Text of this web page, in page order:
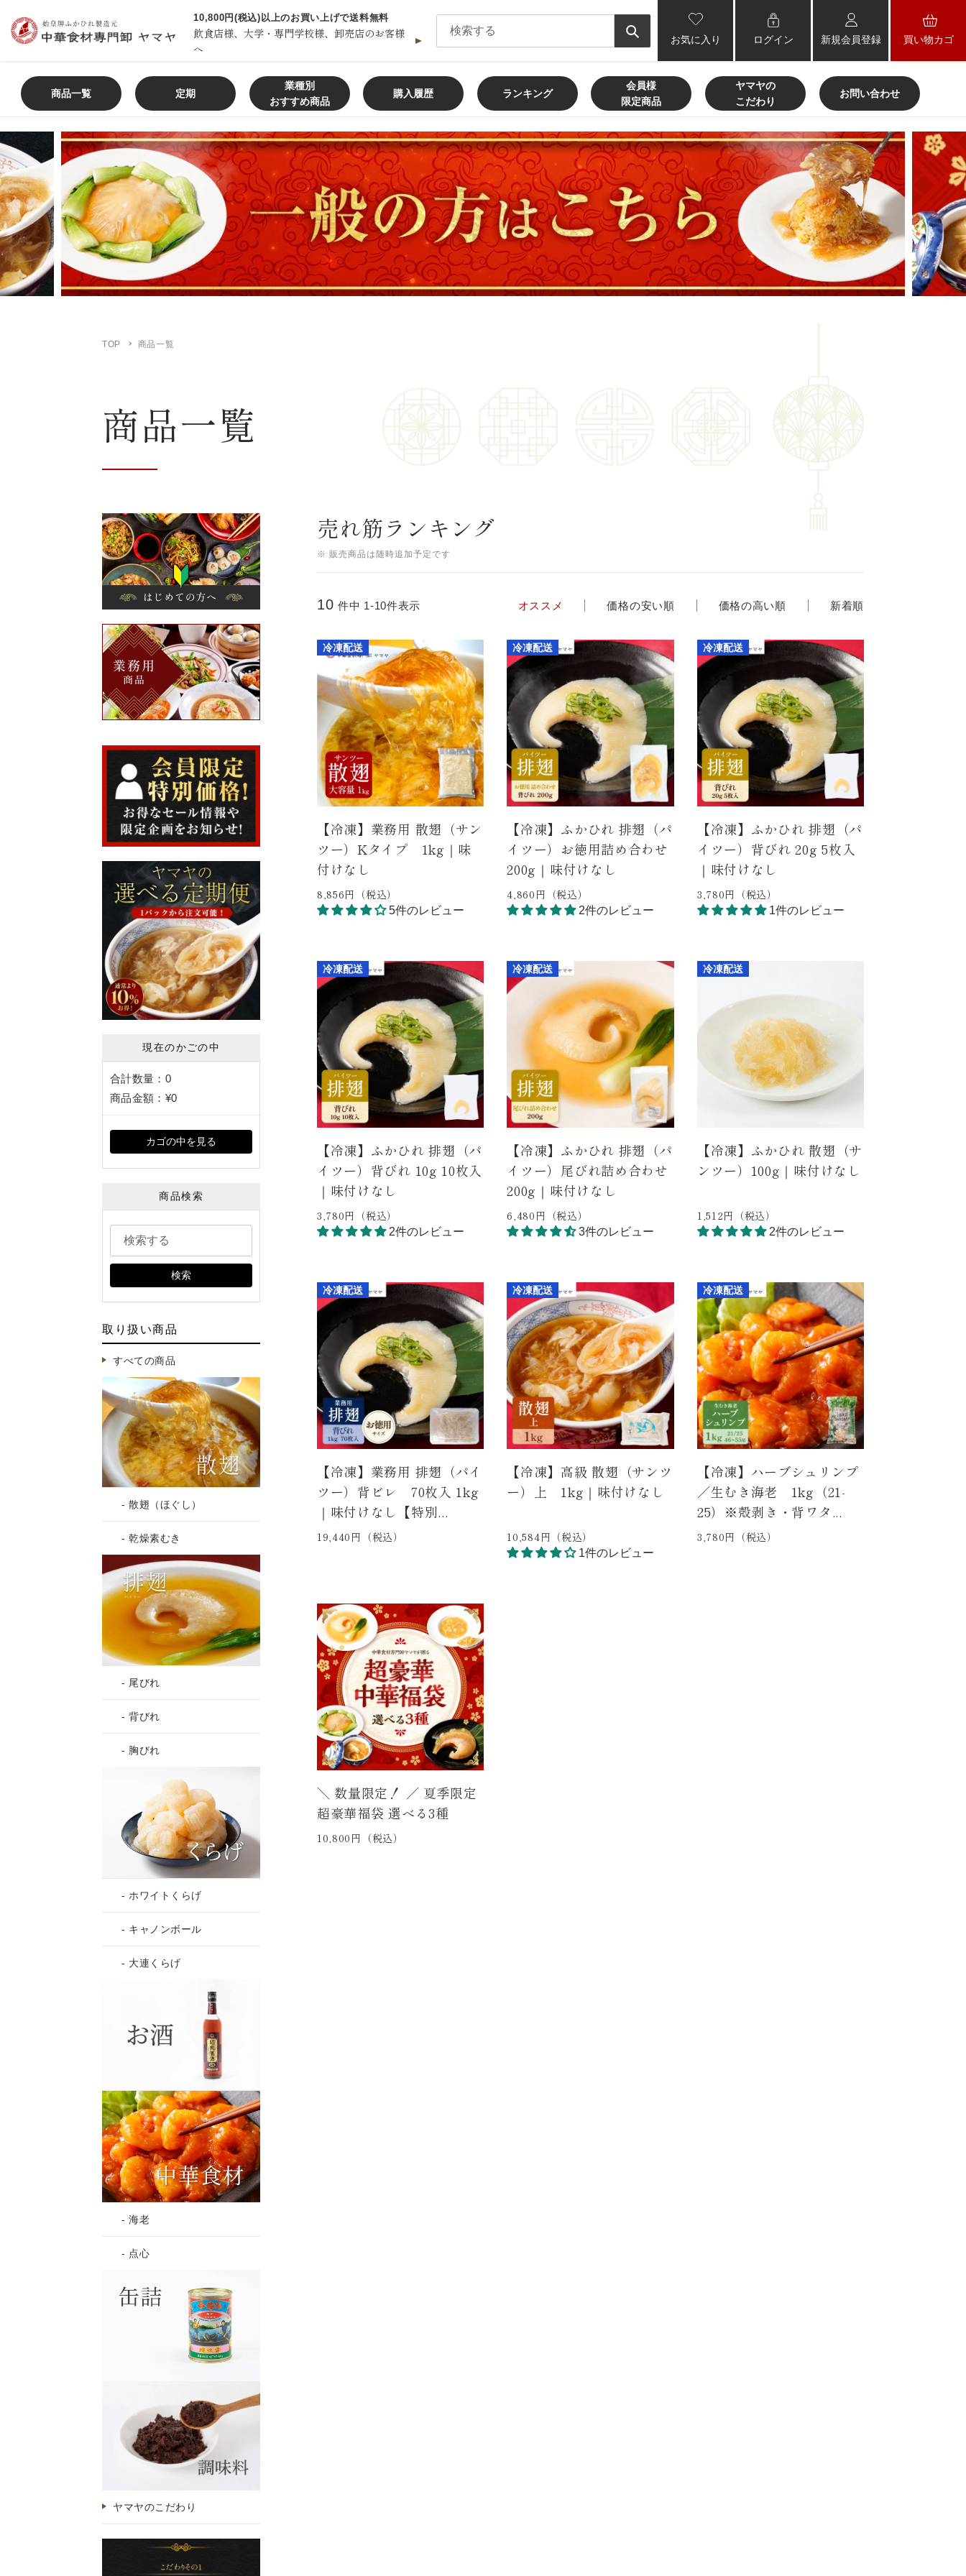
キ
ッ
プ
す
る
10,800円(税込)以上のお買い上げで送料無料
飲食店様、大学・専門学校様、卸売店のお客様
へ
お気に入り ログイン 新規会員登録 買い物カゴ
商品一覧 定期
業種別
おすすめ商品
購入履歴 ランキング
会員様
限定商品
ヤマヤの
こだわり
お問い合わせ
飲食店様、大学・専門学校様、卸売店
TOP 商品一覧
商品一覧
売れ筋ランキング
※ 販売商品は随時追加予定です
10 件中 1-10件表示 オススメ 価格の安い順 価格の高い順 新着順
冷凍配送
【冷凍】業務用 散翅（サン
ツー）Kタイプ 1kg｜味
付けなし
8,856円（税込）
5件のレビュー
冷凍配送
【冷凍】ふかひれ 排翅（パ
イツー）お徳用詰め合わせ
200g｜味付けなし
4,860円（税込）
2件のレビュー
冷凍配送
【冷凍】ふかひれ 排翅（パ
イツー）背びれ 20g 5枚入
｜味付けなし
3,780円（税込）
1件のレビュー
冷凍配送
【冷凍】ふかひれ 排翅（パ
イツー）背びれ 10g 10枚入
｜味付けなし
3,780円（税込）
2件のレビュー
冷凍配送
【冷凍】ふかひれ 排翅（パ
イツー）尾びれ詰め合わせ
200g｜味付けなし
6,480円（税込）
3件のレビュー
冷凍配送
【冷凍】ふかひれ 散翅（サ
ンツー）100g｜味付けなし
1,512円（税込）
2件のレビュー
冷凍配送
【冷凍】業務用 排翅（パイ
ツー）背ビレ 70枚入 1kg
｜味付けなし【特別...
19,440円（税込）
冷凍配送
【冷凍】高級 散翅（サンツ
ー）上 1kg｜味付けなし
10,584円（税込）
1件のレビュー
冷凍配送
【冷凍】ハーブシュリンプ
／生むき海老 1kg（21-
25）※殻剥き・背ワタ...
3,780円（税込）
＼ 数量限定！ ／ 夏季限定
超豪華福袋 選べる3種
10,800円（税込）
現在のかごの中
合計数量： 0
商品金額： ¥0
カゴの中を見る
商品検索
検索
取り扱い商品
すべての商品
- 散翅（ほぐし）
- 乾燥素むき
- 尾びれ
- 背びれ
- 胸びれ
- ホワイトくらげ
- キャノンボール
- 大連くらげ
- 海老
- 点心
ヤマヤのこだわり